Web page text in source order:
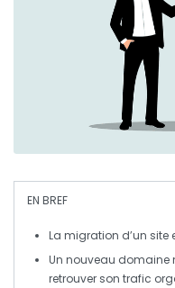
EN BREF
La migration d’un site
Un nouveau domaine
retrouver son trafic